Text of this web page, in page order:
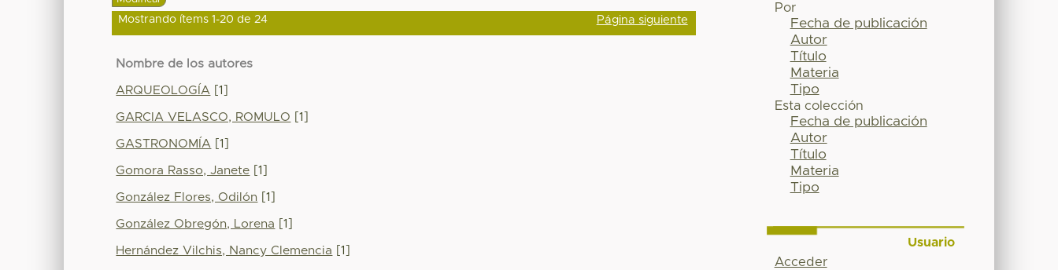
Mostrando ítems 1-20 de 24 Página siguiente
Nombre de los autores
ARQUEOLOGÍA [1]
GARCIA VELASCO, ROMULO [1]
GASTRONOMÍA [1]
Gomora Rasso, Janete [1]
González Flores, Odilón [1]
González Obregón, Lorena [1]
Hernández Vilchis, Nancy Clemencia [1]
Por
Fecha de publicación
Autor
Título
Materia
Tipo
Esta colección
Fecha de publicación
Autor
Título
Materia
Tipo
Usuario
Acceder